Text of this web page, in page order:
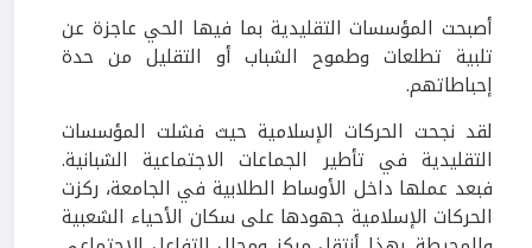
أصبحت المؤسسات التقليدية بما فيها الحي عاجزة عن
تلبية تطلعات وطموح الشباب أو التقليل من حدة
إحباطاتهم.
لقد نجحت الحركات الإسلامية حيث فشلت المؤسسات
التقليدية في تأطير الجماعات الاجتماعية الشبانية.
فبعد عملها داخل الأوساط الطلابية في الجامعة، ركزت
الحركات الإسلامية جهودها على سكان الأحياء الشعبية